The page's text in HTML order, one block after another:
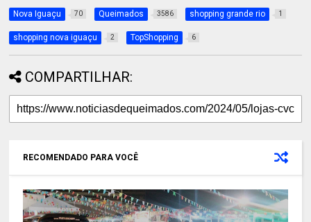
Nova Iguaçu 70 Queimados 3586 shopping grande rio 1
shopping nova iguaçu 2 TopShopping 6
COMPARTILHAR:
RECOMENDADO PARA VOCÊ